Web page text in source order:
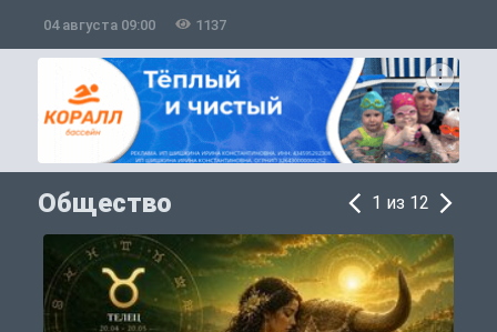
04 августа 09:00 1137
Общество 1 из 12